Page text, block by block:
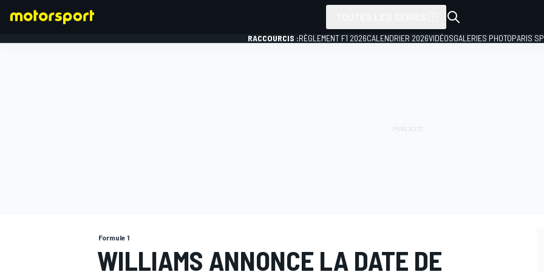
RACCOURCIS :RÈGLEMENT F1 2026CALENDRIER 2026VIDÉOSGALERIES PHOTOPARIS
Formule 1
WILLIAMS ANNONCE LA DATE DE